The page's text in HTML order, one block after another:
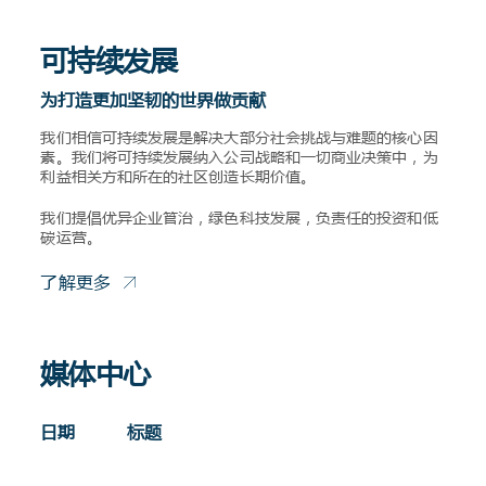
可持续发展
为打造更加坚韧的世界做贡献
我们相信可持续发展是解决大部分社会挑战与难题的核心因
素。我们将可持续发展纳入公司战略和一切商业决策中，为
利益相关方和所在的社区创造长期价值。
我们提倡优异企业管治，绿色科技发展，负责任的投资和低
碳运营。
了解更多
媒体中心
日期 标题